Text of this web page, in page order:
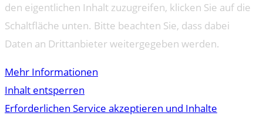
den eigentlichen Inhalt zuzugreifen, klicken Sie auf die
Schaltfläche unten. Bitte beachten Sie, dass dabei
Daten an Drittanbieter weitergegeben werden.
Mehr Informationen
Inhalt entsperren
Erforderlichen Service akzeptieren und Inhalte